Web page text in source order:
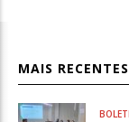
MAIS RECENTES